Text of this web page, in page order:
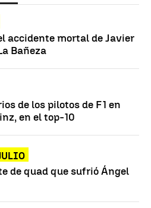
accidente mortal de Javier
Bañeza
de los pilotos de F1 en
en el top-10
de quad que sufrió Ángel